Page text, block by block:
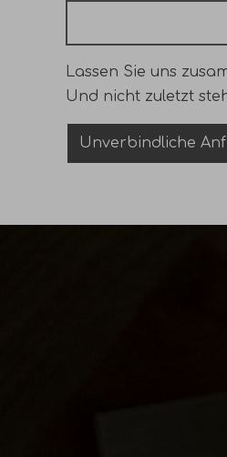
Lassen Sie uns
Und nicht zuletzt
Unverbindliche